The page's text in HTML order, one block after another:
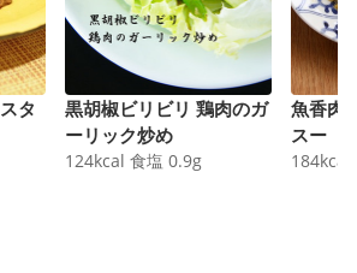
タ
黒胡椒ビリビリ 鶏肉のガ
ーリック炒め
124kcal 食塩 0.9g
魚香肉
スー
184kcal